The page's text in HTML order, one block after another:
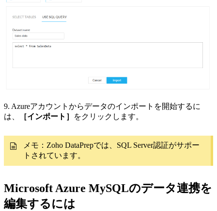
9. Azureアカウントからデータのインポートを開始するに
は、
［インポート］ をクリックします。
メモ：Zoho DataPrepでは、SQL Server認証がサポー
トされています。
Microsoft Azure MySQLのデータ連携を
編集するには